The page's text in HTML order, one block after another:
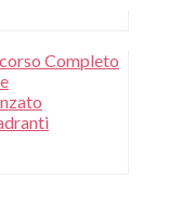
Completo